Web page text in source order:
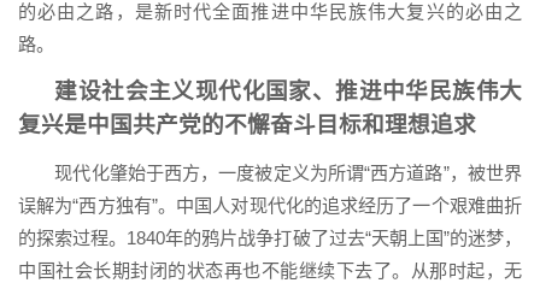
的必由之路，是新时代全面推进中华民族伟大复兴的必由之
路。
建设社会主义现代化国家、推进中华民族伟大
复兴是中国共产党的不懈奋斗目标和理想追求
现代化肇始于西方，一度被定义为所谓“西方道路”，被世界
误解为“西方独有”。中国人对现代化的追求经历了一个艰难曲折
的探索过程。1840年的鸦片战争打破了过去“天朝上国”的迷梦，
中国社会长期封闭的状态再也不能继续下去了。从那时起，无